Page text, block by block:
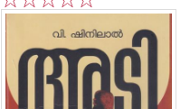
5
4
3
2
1